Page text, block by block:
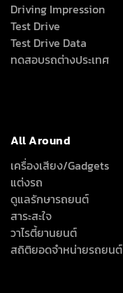
Driving Impression
Test Drive
Test Drive Data
ทดสอบรถต่างประเทศ
All Around
เครื่องเสียง/Gadgets
แต่งรถ
ดูแลรักษารถยนต์
สาระสะใจ
วาไรตี้ยานยนต์
สถิติยอดจำหน่ายรถยนต์